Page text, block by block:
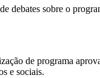
sobre o
de programa
e sociais.